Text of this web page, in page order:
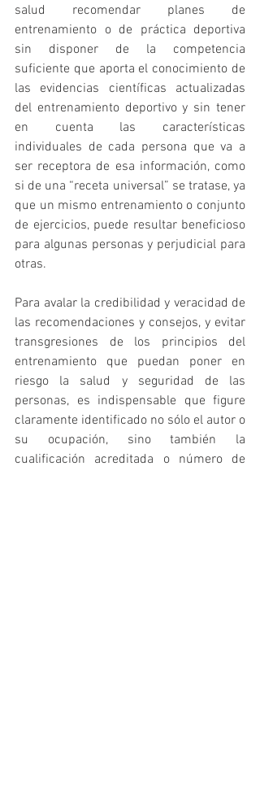
salud recomendar planes de
entrenamiento o de práctica deportiva
sin disponer de la competencia
suficiente que aporta el conocimiento de
las evidencias científicas actualizadas
del entrenamiento deportivo y sin tener
en cuenta las características
individuales de cada persona que va a
ser receptora de esa información, como
si de una “receta universal” se tratase, ya
que un mismo entrenamiento o conjunto
de ejercicios, puede resultar beneficioso
para algunas personas y perjudicial para
otras.
Para avalar la credibilidad y veracidad de
las recomendaciones y consejos, y evitar
transgresiones de los principios del
entrenamiento que puedan poner en
riesgo la salud y seguridad de las
personas, es indispensable que figure
claramente identificado no sólo el autor o
su ocupación, sino también la
cualificación acreditada o número de